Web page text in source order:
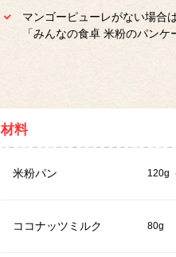
マンゴーピューレがない場合
「みんなの食卓 米粉のパン
材料
米粉パン 120g
ココナッツミルク 80g